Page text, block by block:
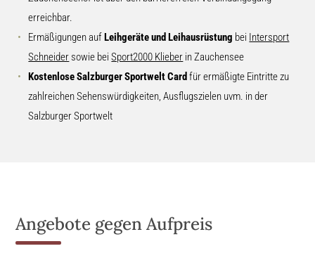
erreichbar.
Ermäßigungen aufLeihgeräte und Leihausrüstung bei Intersport
Schneider sowie beiSport2000 Klieber in Zauchensee
Kostenlose Salzburger Sportwelt Card für ermäßigte Eintritte zu
zahlreichen Sehenswürdigkeiten, Ausflugszielen uvm. in der
Salzburger Sportwelt
Angebote gegen Aufpreis